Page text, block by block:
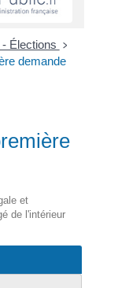
Élections >
demande
et
de l'intérieur